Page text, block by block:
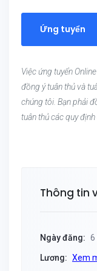
Ứng tuyển
Việc ứng tuyển
đồng ý tuân thủ và
chúng tôi. Bạn phải
tuân thủ các quy định
Thông tin
Ngày đăng: 6
Lương: Xem